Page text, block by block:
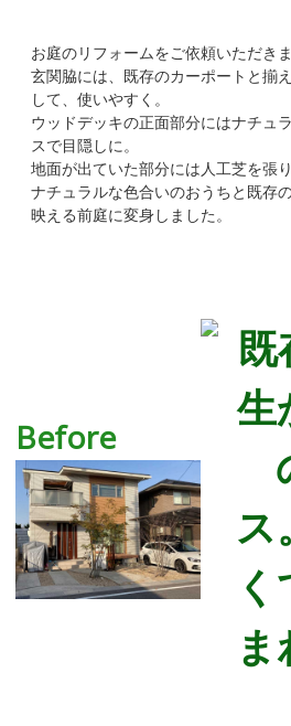
お庭のリフォームをご依頼いただきま
玄関脇には、既存のカーポートと揃
して、使いやすく。
ウッドデッキの正面部分にはナチュ
スで目隠しに。
地面が出ていた部分には人工芝を張り
ナチュラルな色合いのおうちと既存
映える前庭に変身しました。
Before